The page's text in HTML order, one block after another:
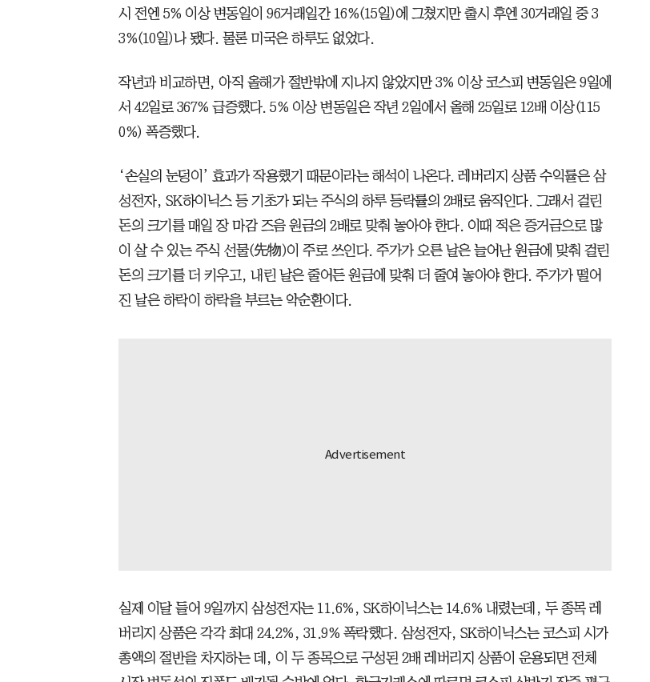
시 전엔 5% 이상 변동일이 96거래일간 16%(15일)에 그쳤지만 출시 후엔 30거래일 중 3
3%(10일)나 됐다. 물론 미국은 하루도 없었다.
작년과 비교하면, 아직 올해가 절반밖에 지나지 않았지만 3% 이상 코스피 변동일은 9일에
서 42일로 367% 급증했다. 5% 이상 변동일은 작년 2일에서 올해 25일로 12배 이상(115
0%) 폭증했다.
‘손실의 눈덩이’ 효과가 작용했기 때문이라는 해석이 나온다. 레버리지 상품 수익률은 삼
성전자, SK하이닉스 등 기초가 되는 주식의 하루 등락률의 2배로 움직인다. 그래서 걸린
돈의 크기를 매일 장 마감 즈음 원금의 2배로 맞춰 놓아야 한다. 이때 적은 증거금으로 많
이 살 수 있는 주식 선물(先物)이 주로 쓰인다. 주가가 오른 날은 늘어난 원금에 맞춰 걸린
돈의 크기를 더 키우고, 내린 날은 줄어든 원금에 맞춰 더 줄여 놓아야 한다. 주가가 떨어
진 날은 하락이 하락을 부르는 악순환이다.
실제 이달 들어 9일까지 삼성전자는 11.6%, SK하이닉스는 14.6% 내렸는데, 두 종목 레
버리지 상품은 각각 최대 24.2%, 31.9% 폭락했다. 삼성전자, SK하이닉스는 코스피 시가
총액의 절반을 차지하는 데, 이 두 종목으로 구성된 2배 레버리지 상품이 운용되면 전체